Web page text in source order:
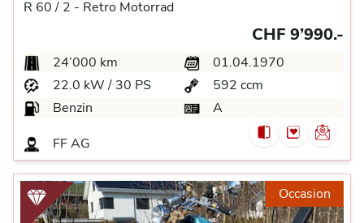
R 60 / 2 - Retro Motorrad
CHF 9’990.-
24’000 km
01.04.1970
22.0 kW / 30 PS
592 ccm
Benzin
A
FF AG
Occasion